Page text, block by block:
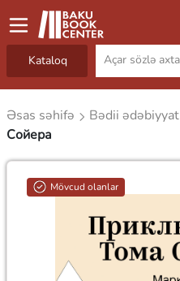
Kataloq
Əsas səhifə Bədii ədəbiyyat
Сойера
Mövcud olanlar